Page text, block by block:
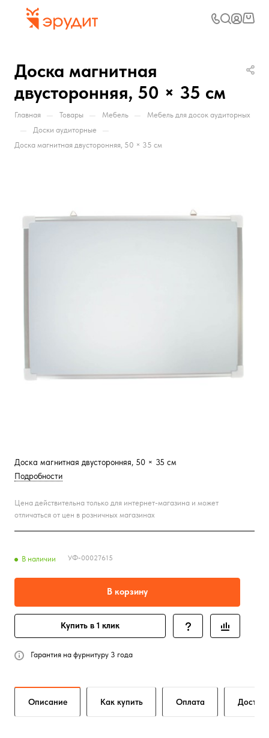
Доска магнитная
двусторонняя, 50 × 35 см
Главная — Товары — Мебель — Мебель для досок аудиторных
— Доски аудиторные —
Доска магнитная двусторонняя, 50 × 35 см
Доска магнитная двусторонняя, 50 × 35 см
Подробности
Цена действительна только для интернет-магазина и может
отличаться от цен в розничных магазинах
В наличии УФ-00027615
В корзину
Купить в 1 клик
Гарантия на фурнитуру 3 года
Описание Как купить Оплата